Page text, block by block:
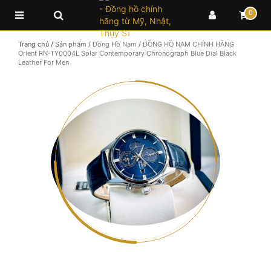
0
Trang chủ / Sản phẩm / Đồng Hồ Nam / ĐỒNG HỒ NAM CHÍNH HÃNG
Orient RN-TY0004L Solar Contemporary Chronograph Blue Dial Black
Leather For Men